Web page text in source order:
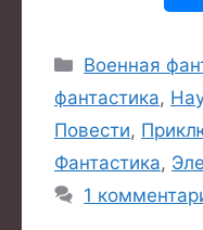
Рубрики
Военная
фантастика,
Повести,
Фантастика,
1